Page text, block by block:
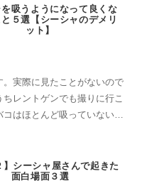
吸うようになって良くな
５選【シーシャのデメリ
ット】
実際に見たことがないので
レントゲンでも撮りに行こ
はほとんど吸っていないの
】シーシャ屋さんで起きた
面白場面３選